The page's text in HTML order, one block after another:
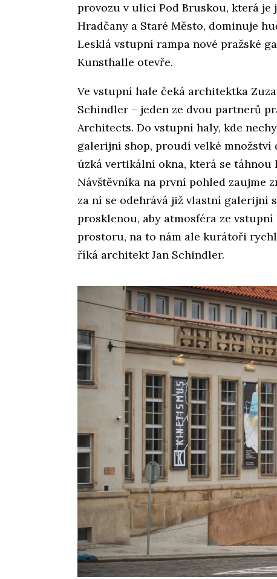
provozu v ulici Pod Bruskou, která
Hradčany a Staré Město, dominuje
Lesklá vstupní rampa nové pražské
Kunsthalle otevře.
Ve vstupní hale čeká architektka
Schindler – jeden ze dvou partnerů
Architects. Do vstupní haly, kde
galerijní shop, proudí velké množství
úzká vertikální okna, která se
Návštěvníka na první pohled zaujme
za ní se odehrává již vlastní galerijní
prosklenou, aby atmosféra ze
prostoru, na to nám ale kurátoři
říká architekt Jan Schindler.